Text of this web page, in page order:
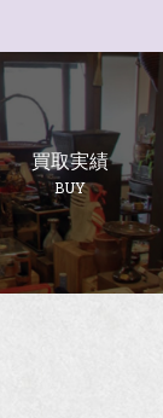
買取実績
BUY